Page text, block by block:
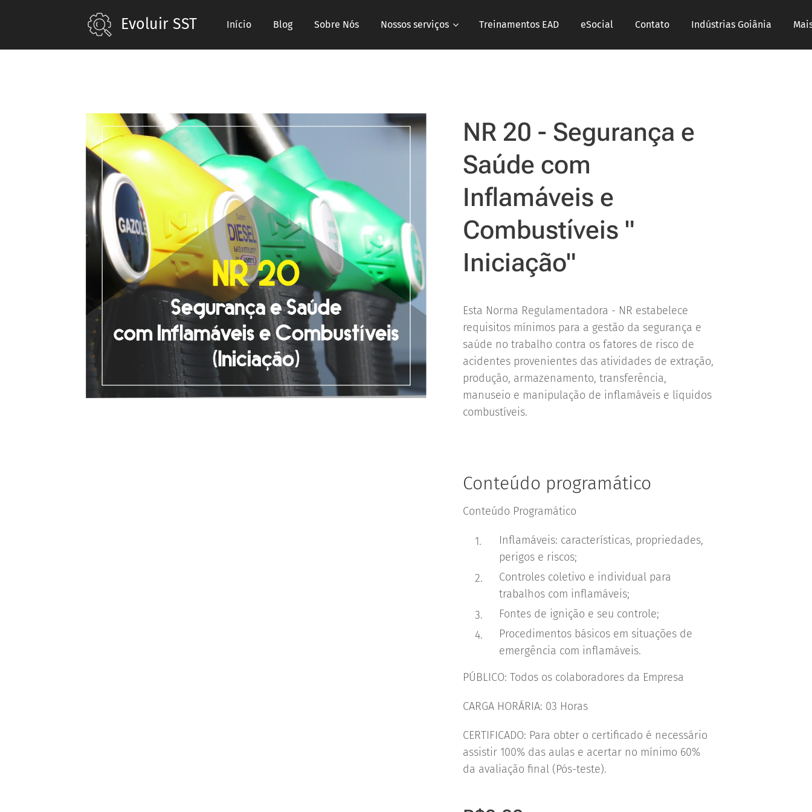
Evoluir SST Início Blog Sobre Nós Nossos serviços Treinamentos EAD eSocial Contato Indústrias Goiânia
NR 20 - Segurança e
Saúde com
Inflamáveis e
Combustíveis "
Iniciação"
Esta Norma Regulamentadora - NR estabelece
requisitos mínimos para a gestão da segurança e
saúde no trabalho contra os fatores de risco de
acidentes provenientes das atividades de extração,
produção, armazenamento, transferência,
manuseio e manipulação de inflamáveis e líquidos
combustíveis.
Conteúdo programático
Conteúdo Programático
Inflamáveis: características, propriedades,
perigos e riscos;
Controles coletivo e individual para
trabalhos com inflamáveis;
Fontes de ignição e seu controle;
Procedimentos básicos em situações de
emergência com inflamáveis.
PÚBLICO: Todos os colaboradores da Empresa
CARGA HORÁRIA: 03 Horas
CERTIFICADO: Para obter o certificado é necessário
assistir 100% das aulas e acertar no mínimo 60%
da avaliação final (Pós-teste).